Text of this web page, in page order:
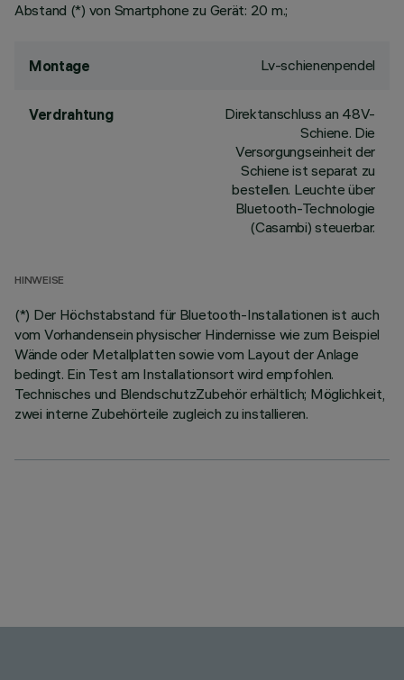
Abstand (*) von Smartphone zu Gerät: 20 m.;
Montage Lv-schienenpendel
Verdrahtung
Direktanschluss an 48V-
Schiene. Die
Versorgungseinheit der
Schiene ist separat zu
bestellen. Leuchte über
Bluetooth-Technologie
(Casambi) steuerbar.
HINWEISE
(*) Der Höchstabstand für Bluetooth-Installationen ist auch
vom Vorhandensein physischer Hindernisse wie zum Beispiel
Wände oder Metallplatten sowie vom Layout der Anlage
bedingt. Ein Test am Installationsort wird empfohlen.
Technisches und BlendschutzZubehör erhältlich; Möglichkeit,
zwei interne Zubehörteile zugleich zu installieren.